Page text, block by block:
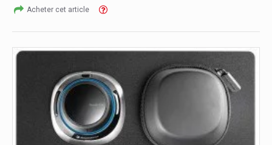
Acheter cet article